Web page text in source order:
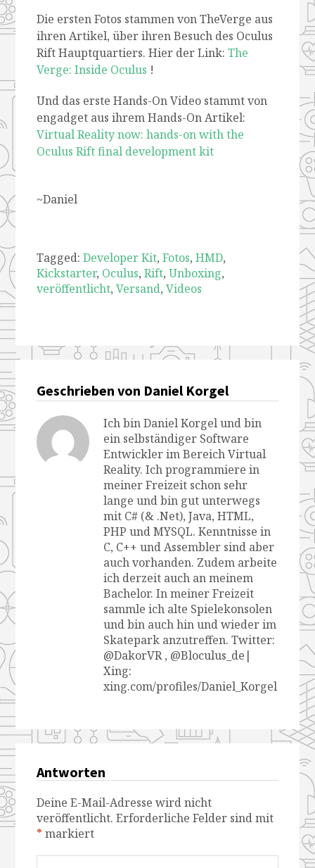
Die ersten Fotos stammen von TheVerge aus
ihren Artikel, über ihren Besuch des Oculus
Rift Hauptquartiers. Hier der Link:The
Verge: Inside Oculus !
Und das erste Hands-On Video stammt von
engadget aus ihrem Hands-On Artikel:
Virtual Reality now: hands-on with the
Oculus Rift final development kit
~Daniel
Tagged:Developer Kit,Fotos,HMD,
Kickstarter, Oculus,Rift,Unboxing,
veröffentlicht,Versand,Videos
Geschrieben von Daniel Korgel
Ich bin Daniel Korgel und bin
ein selbständiger Software
Entwickler im Bereich Virtual
Reality. Ich programmiere in
meiner Freizeit schon sehr
lange und bin gut unterwegs
mit C# (& .Net), Java, HTML,
PHP und MYSQL. Kenntnisse in
C, C++ und Assembler sind aber
auch vorhanden. Zudem arbeite
ich derzeit auch an meinem
Bachelor. In meiner Freizeit
sammle ich alte Spielekonsolen
und bin auch hin und wieder im
Skatepark anzutreffen. Twitter:
@DakorVR , @Bloculus_de|
Xing:
xing.com/profiles/Daniel_Korgel
Antworten
Deine E-Mail-Adresse wird nicht
veröffentlicht. Erforderliche Felder sind mit
* markiert